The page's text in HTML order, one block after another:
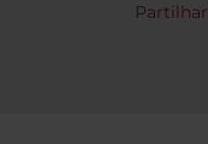
Partilhar